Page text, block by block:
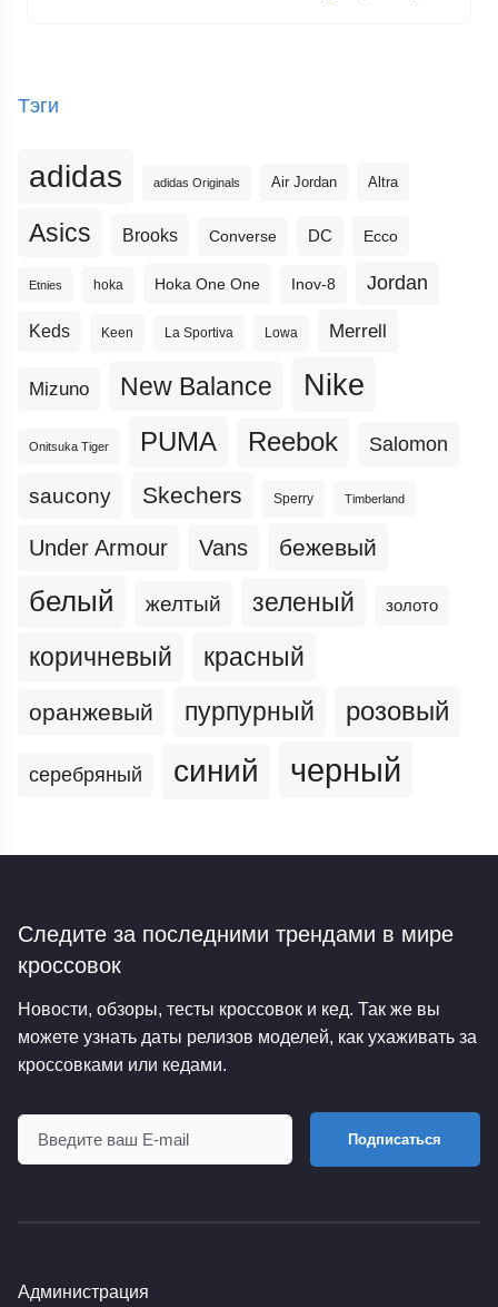
Тэги
adidas adidas Originals Air Jordan Altra
Asics Brooks Converse DC Ecco
Etnies hoka Hoka One One Inov-8 Jordan
Keds Keen La Sportiva Lowa Merrell
Mizuno New Balance Nike
Onitsuka Tiger PUMA Reebok Salomon
saucony Skechers Sperry Timberland
Under Armour Vans бежевый
белый желтый зеленый золото
коричневый красный
оранжевый пурпурный розовый
серебряный синий черный
Следите за последними трендами в мире
кроссовок
Новости, обзоры, тесты кроссовок и кед. Так же вы
можете узнать даты релизов моделей, как ухаживать за
кроссовками или кедами.
Подписаться
Администрация